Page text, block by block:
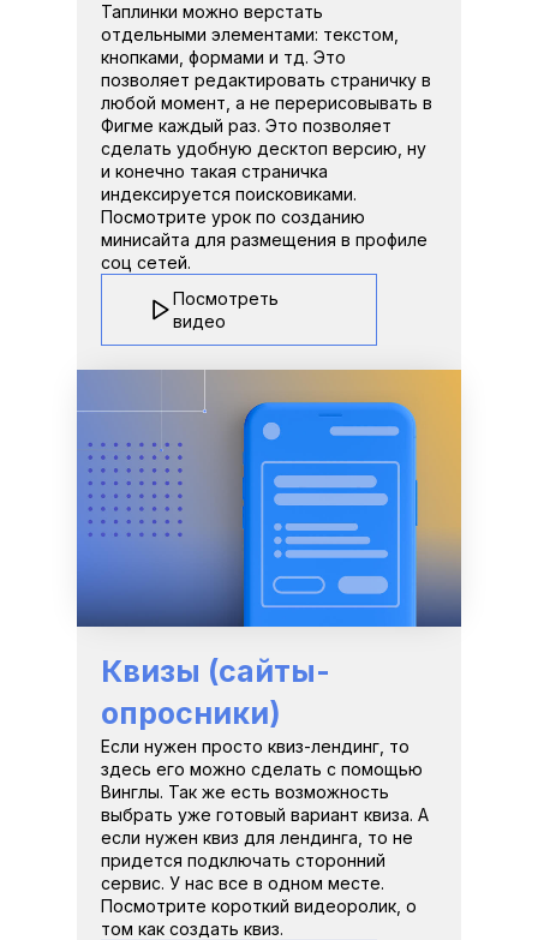
Таплинки можно верстать
отдельными элементами: текстом,
кнопками, формами и тд. Это
позволяет редактировать страничку в
любой момент, а не перерисовывать в
Фигме каждый раз. Это позволяет
сделать удобную десктоп версию, ну
и конечно такая страничка
индексируется поисковиками.
Посмотрите урок по созданию
минисайта для размещения в профиле
соц сетей.
Посмотреть
видео
Квизы (сайты-
опросники)
Если нужен просто квиз-лендинг, то
здесь его можно сделать с помощью
Винглы. Так же есть возможность
выбрать уже готовый вариант квиза. А
если нужен квиз для лендинга, то не
придется подключать сторонний
сервис. У нас все в одном месте.
Посмотрите короткий видеоролик, о
том как создать квиз.